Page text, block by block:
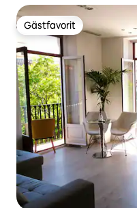
Gästfavorit
Gästfavorit